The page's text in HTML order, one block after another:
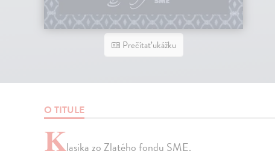
Prečítať ukážku
O TITULE
Klasika zo Zlatého fondu SME.